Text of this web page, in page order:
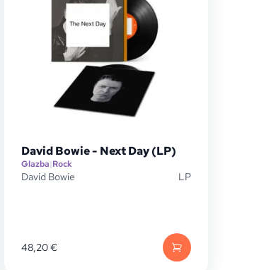
David Bowie - Next Day (LP)
Glazba|Rock
David Bowie LP
48,20€